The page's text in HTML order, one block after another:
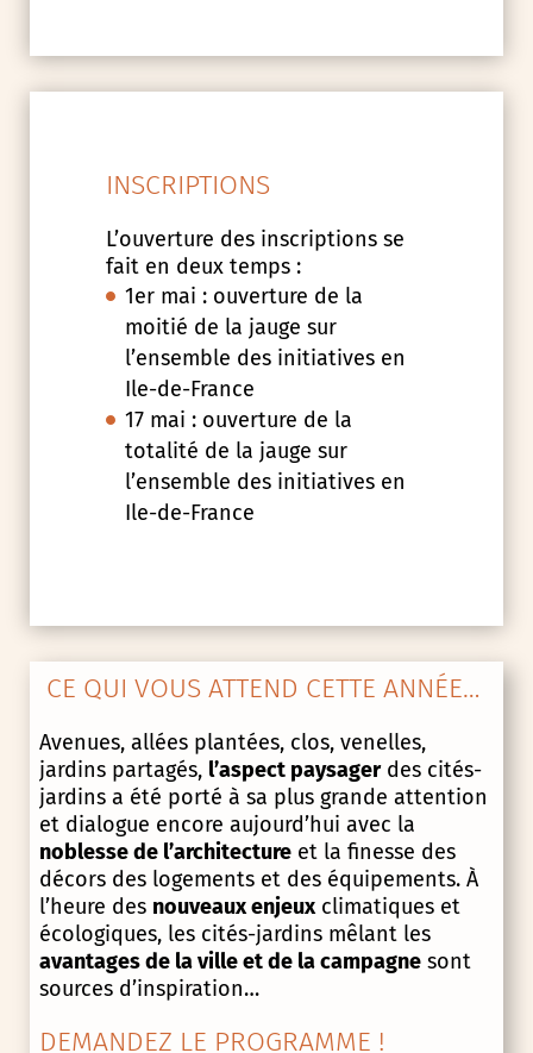
INSCRIPTIONS
L’ouverture des inscriptions se
fait en deux temps :
1er mai : ouverture de la
moitié de la jauge sur
l’ensemble des initiatives en
Ile-de-France
17 mai : ouverture de la
totalité de la jauge sur
l’ensemble des initiatives en
Ile-de-France
CE QUI VOUS ATTEND CETTE ANNÉE…
Avenues, allées plantées, clos, venelles,
jardins partagés, l’aspect paysagerdes cités-
jardins a été porté à sa plus grande attention
et dialogue encore aujourd’hui avec la
noblesse de l’architectureet la finesse des
décors des logements et des équipements. À
l’heure des nouveaux enjeuxclimatiques et
écologiques, les cités-jardins mêlant les
avantages de la ville et de la campagnesont
sources d’inspiration…
DEMANDEZ LE PROGRAMME !